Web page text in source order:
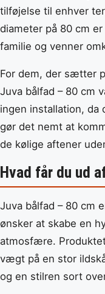
tilføjelse til enhver
diameter på 80 cm
familie og venner
For dem, der sætter
Juva bålfad – 80 cm
ingen installation,
gør det nemt at
de kølige aftener
Hvad får du ud
Juva bålfad – 80 cm
ønsker at skabe en
atmosfære.
vægt på en stor
og en stilren sort